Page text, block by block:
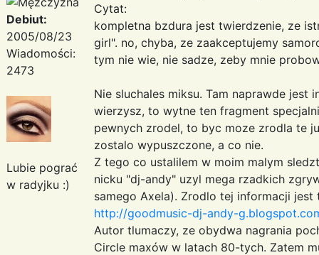
Debiut:
2005/08/23
Wiadomości:
2473
Lubie pograć
w radyjku :)
Cytat:
kompletna bzdura jest twierdzenie, ze
girl". no, chyba, ze zaakceptujemy
tym nie wie, nie sadze, zeby mnie
Nie sluchales miksu. Tam naprawde
wierzysz, to wytne ten fragment
pewnych zrodel, to byc moze zrodla te
zostalo wypuszczone, a co nie.
Z tego co ustalilem w moim malym
nicku "dj-andy" uzyl mega rzadkich
samego Axela). Zrodlo tej informacji
http://goodmusic-dj-andy-
Autor tlumaczy, ze obydwa nagrania
Circle maxów w latach 80-tych. Zatem